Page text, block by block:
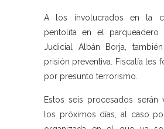
A los involucrados en la
pentolita en el
Judicial Albán Borja,
prisión preventiva. Fiscalía les
por presunto terrorismo.
Estos seis procesados serán
los próximos días, al caso